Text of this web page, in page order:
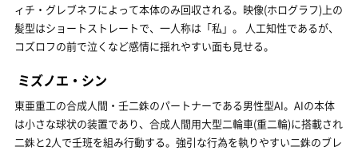
ィチ・グレブネフによって本体のみ回収される。映像(ホログラフ)上の
髪型はショートストレートで、一人称は「私」。 人工知性であるが、
コズロフの前で泣くなど感情に揺れやすい面も見せる。
ミズノエ・シン
東亜重工の合成人間・壬二銖のパートナーである男性型AI。AIの本体
は小さな球状の装置であり、合成人間用大型二輪車(重二輪)に搭載され
二銖と2人で壬班を組み行動する。強引な行為を執りやすい二銖のブレ